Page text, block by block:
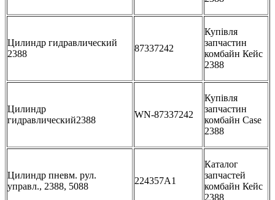
Цилиндр гидравлический
2388
87337242
Купівля
запчастин
комбайн Кейс
2388
Цилиндр
гидравлический2388
WN-87337242
Купівля
запчастин
комбайн Case
2388
Цилиндр пневм. рул.
управл., 2388, 5088
224357A1
Каталог
запчастей
комбайн Кейс
2388